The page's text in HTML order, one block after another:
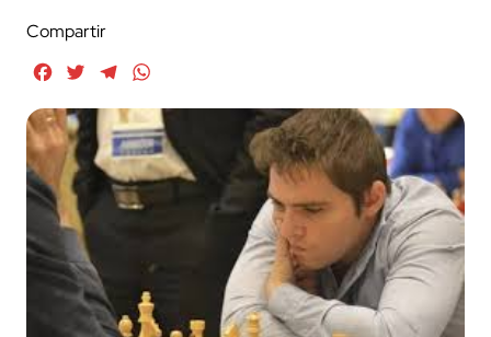
Compartir
FacebookTwitterTelegram